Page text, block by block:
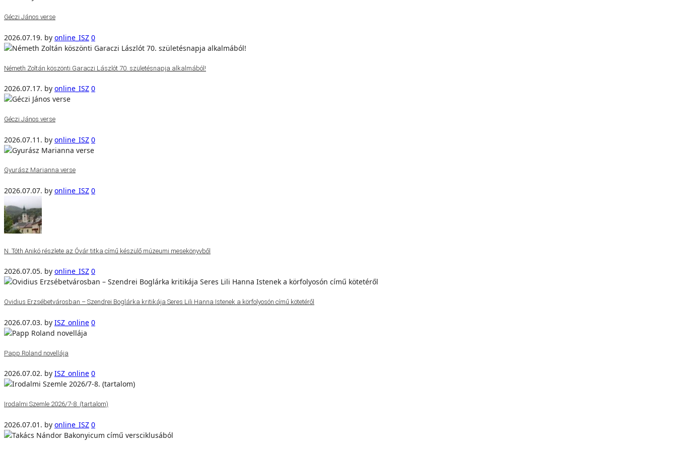
Géczi János verse
2026.07.19. by online_ISZ 0
Németh Zoltán köszönti Garaczi Lászlót 70. születésnapja alkalmából!
2026.07.17. by online_ISZ 0
Géczi János verse
2026.07.11. by online_ISZ 0
Gyurász Marianna verse
2026.07.07. by online_ISZ 0
N. Tóth Anikó részlete az Óvár titka című készülő múzeumi mesekönyvből
2026.07.05. by online_ISZ 0
Ovidius Erzsébetvárosban – Szendrei Boglárka kritikája Seres Lili Hanna Istenek a körfolyosón című kötetéről
2026.07.03. by ISZ_online 0
Papp Roland novellája
2026.07.02. by ISZ_online 0
Irodalmi Szemle 2026/7-8. (tartalom)
2026.07.01. by online_ISZ 0